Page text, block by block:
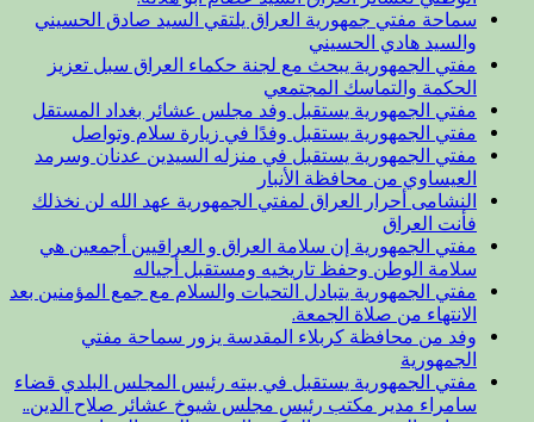
سماحة مفتي جمهورية العراق يلتقي السيد صادق الحسيني
والسيد هادي الحسيني
مفتي الجمهورية يبحث مع لجنة حكماء العراق سبل تعزيز
الحكمة والتماسك المجتمعي
مفتي الجمهورية يستقبل وفد مجلس عشائر بغداد المستقل
مفتي الجمهورية يستقبل وفدًا في زيارة سلام وتواصل
مفتي الجمهورية يستقبل في منزله السيدين عدنان وسرمد
العيساوي من محافظة الأنبار
النشامى أحرار العراق لمفتي الجمهورية عهد الله لن نخذلك
فأنت العراق
مفتي الجمهورية إن سلامة العراق و العراقيين أجمعين هي
سلامة الوطن وحفظ تاريخيه ومستقبل أجياله
مفتي الجمهورية يتبادل التحيات والسلام مع جمع المؤمنين بعد
الانتهاء من صلاة الجمعة.
وفد من محافظة كربلاء المقدسة يزور سماحة مفتي
الجمهورية
مفتي الجمهورية يستقبل في بيته رئيس المجلس البلدي قضاء
سامراء مدير مكتب رئيس مجلس شيوخ عشائر صلاح الدين..